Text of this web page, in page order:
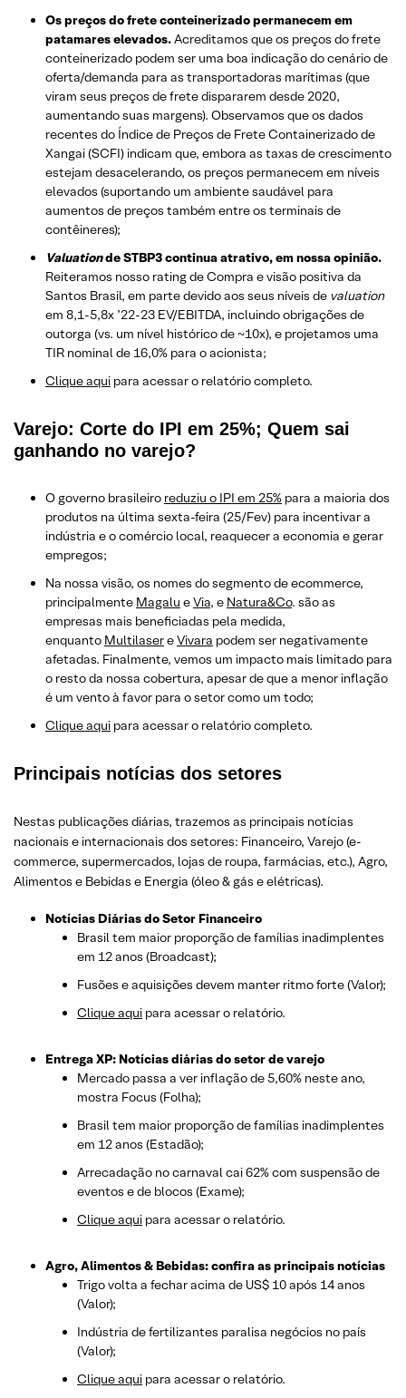
Os preços do frete conteinerizado permanecem em
patamares elevados.Acreditamos que os preços do frete
conteinerizado podem ser uma boa indicação do cenário de
oferta/demanda para as transportadoras marítimas (que
viram seus preços de frete dispararem desde 2020,
aumentando suas margens). Observamos que os dados
recentes do Índice de Preços de Frete Containerizado de
Xangai (SCFI) indicam que, embora as taxas de crescimento
estejam desacelerando, os preços permanecem em níveis
elevados (suportando um ambiente saudável para
aumentos de preços também entre os terminais de
contêineres);
Valuationde STBP3 continua atrativo, em nossa opinião.
Reiteramos nosso rating de Compra e visão positiva da
Santos Brasil, em parte devido aos seus níveis de valuation
em 8,1-5,8x ’22-23 EV/EBITDA, incluindo obrigações de
outorga (vs. um nível histórico de ~10x), e projetamos uma
TIR nominal de 16,0% para o acionista;
Clique aqui para acessar o relatório completo.
Varejo: Corte do IPI em 25%; Quem sai
ganhando no varejo?
O governo brasileiro reduziu o IPI em 25% para a maioria dos
produtos na última sexta-feira (25/Fev) para incentivar a
indústria e o comércio local, reaquecer a economia e gerar
empregos;
Na nossa visão, os nomes do segmento de ecommerce,
principalmente Magalu eVia, e Natura&Co. são as
empresas mais beneficiadas pela medida,
enquanto MultilasereVivara podem ser negativamente
afetadas. Finalmente, vemos um impacto mais limitado para
o resto da nossa cobertura, apesar de que a menor inflação
é um vento à favor para o setor como um todo;
Clique aqui para acessar o relatório completo.
Principais notícias dos setores
Nestas publicações diárias, trazemos as principais notícias
nacionais e internacionais dos setores: Financeiro, Varejo(e-
commerce, supermercados, lojas de roupa, farmácias, etc.), Agro,
Alimentos e Bebidas e Energia (óleo & gás e elétricas).
Notícias Diárias do Setor Financeiro
Brasil tem maior proporção de famílias inadimplentes
em 12 anos (Broadcast);
Fusões e aquisições devem manter ritmo forte (Valor);
Clique aqui para acessar o relatório.
Entrega XP: Notícias diárias do setor de varejo
Mercado passa a ver inflação de 5,60% neste ano,
mostra Focus (Folha);
Brasil tem maior proporção de famílias inadimplentes
em 12 anos (Estadão);
Arrecadação no carnaval cai 62% com suspensão de
eventos e de blocos (Exame);
Clique aqui para acessar o relatório.
Agro, Alimentos & Bebidas: confira as principais notícias
Trigo volta a fechar acima de US$ 10 após 14 anos
(Valor);
Indústria de fertilizantes paralisa negócios no país
(Valor);
Clique aqui para acessar o relatório.